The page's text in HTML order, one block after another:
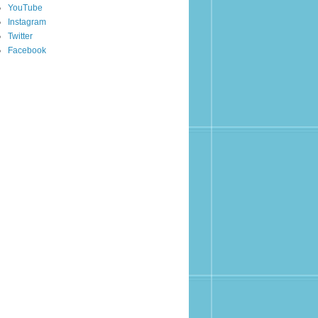
YouTube
Instagram
Twitter
Facebook